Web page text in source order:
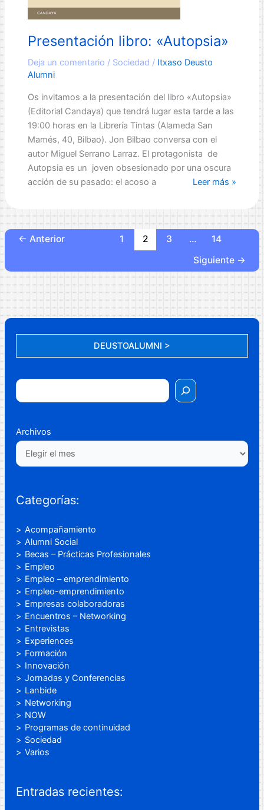
DEUSTOALUMNI >
Archivos
Categorías:
Acompañamiento
Alumni Social
Becas – Prácticas Profesionales
Empleo
Empleo – emprendimiento
Empleo-emprendimiento
Empresas colaboradoras
Encuentros – Networking
Entrevistas
Experiences
Formación
Innovación
Jornadas y Conferencias
Lanbide
Networking
NOW
Programas de continuidad
Sociedad
Varios
Entradas recientes:
Presentación libro: «Autopsia»
Deja un comentario / Sociedad / Itxaso Deusto
Alumni
Os invitamos a la presentación del libro «Autopsia»
(Editorial Candaya) que tendrá lugar esta tarde a las
19:00 horas en la Librería Tintas (Alameda San
Mamés, 40, Bilbao). Jon Bilbao conversa con el
autor Miguel Serrano Larraz. El protagonista de
Autopsia es un joven obsesionado por una oscura
acción de su pasado: el acoso a
Presentación
«Autopsia»
Leer más »
← Anterior 1 2 3 …
14
Siguiente →